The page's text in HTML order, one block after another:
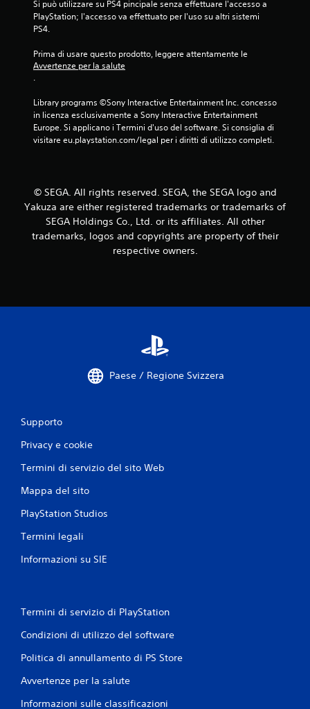
3
9
v
u
t
i
Si può utilizzare su PS4 pincipale senza effettuare l'accesso a
PlayStation; l'accesso va effettuato per l'uso su altri sistemi
PS4.
Prima di usare questo prodotto, leggere attentamente le
Avvertenze per la salute
.
Library programs ©Sony Interactive Entertainment Inc. concesso
in licenza esclusivamente a Sony Interactive Entertainment
Europe. Si applicano i Termini d'uso del software. Si consiglia di
visitare eu.playstation.com/legal per i diritti di utilizzo completi.
© SEGA. All rights reserved. SEGA, the SEGA logo and
Yakuza are either registered trademarks or trademarks of
SEGA Holdings Co., Ltd. or its affiliates. All other
trademarks, logos and copyrights are property of their
respective owners.
Paese / Regione Svizzera
Supporto
Privacy e cookie
Termini di servizio del sito Web
Mappa del sito
PlayStation Studios
Termini legali
Informazioni su SIE
Termini di servizio di PlayStation
Condizioni di utilizzo del software
Politica di annullamento di PS Store
Avvertenze per la salute
Informazioni sulle classificazioni